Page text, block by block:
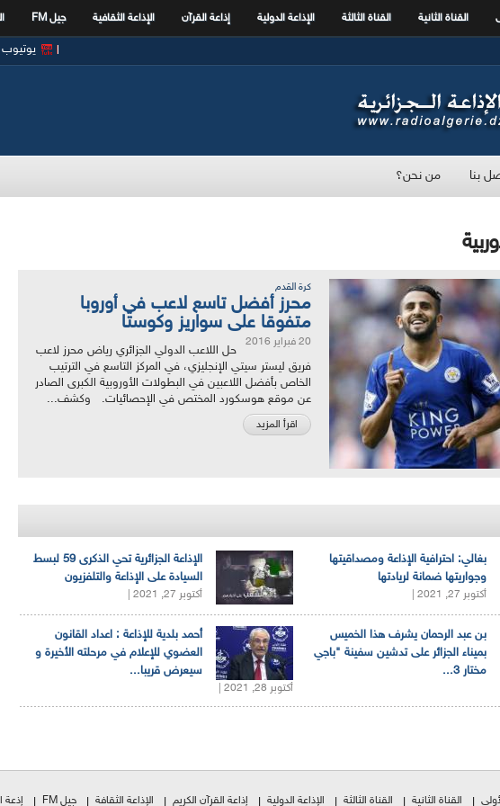
القناة الثانية القناة الثالثة الإذاعة الدولية إذاعة القرآن الإذاعة الثقافية جيل FM
يوتيوب
بنا من نحن؟
كرة القدم
محرز أفضل تاسع لاعب في أوروبا
متفوقا على سواريز وكوستا
20 فبراير 2016
حل اللاعب الدولي الجزائري رياض محرز لاعب
فريق ليستر سيتي الإنجليزي، في المركز التاسع في الترتيب
الخاص بأفضل اللاعبين في البطولات الأوروبية الكبرى الصادر
عن موقع هوسكورد المختص في الإحصائيات. وكشف...
اقرأ المزيد
الإذاعة الجزائرية تحي الذكرى 59 لبسط
السيادة على الإذاعة والتلفزيون
أكتوبر 27, 2021 |
بغالي: احترافية الإذاعة ومصداقيتها
وجواريتها ضمانة لريادتها
أكتوبر 27, 2021 |
أحمد بلدية للإذاعة : اعداد القانون
العضوي للإعلام في مرحلته الأخيرة و
سيعرض قريبا...
أكتوبر 28, 2021 |
بن عبد الرحمان يشرف هذا الخميس
بميناء الجزائر على تدشين سفينة "باجي
مختار 3...
القناة الثانية القناة الثالثة الإذاعة الدولية إذاعة القرآن الكريم الإذاعة الثقافة جيل FM إذعة